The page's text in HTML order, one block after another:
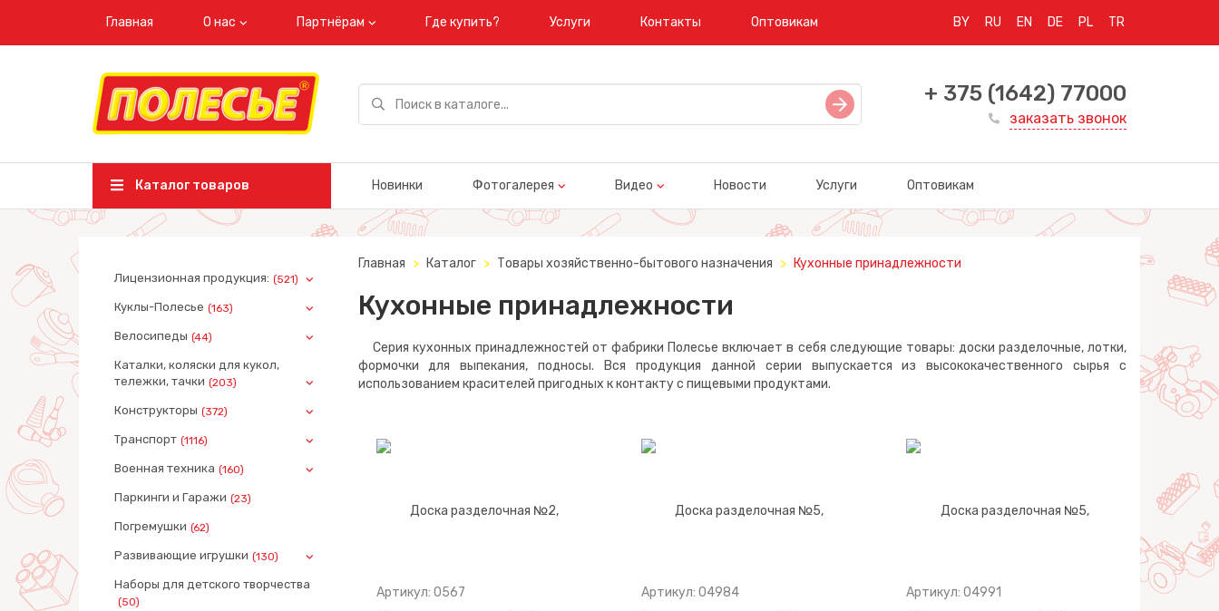
Главная О нас Партнёрам Где купить? Услуги Контакты Оптовикам BY RU EN DE PL TR
+ 375 (1642) 77000
заказать звонок
Каталог товаров Новинки Фотогалерея Видео Новости Услуги Оптовикам
Лицензионная продукция: (521)
Куклы-Полесье (163)
Велосипеды (44)
Каталки, коляски для кукол,
тележки, тачки (203)
Конструкторы (372)
Транспорт (1116)
Военная техника (160)
Паркинги и Гаражи (23)
Погремушки (62)
Развивающие игрушки (130)
Наборы для детского творчества
(50)
Главная Каталог Товары хозяйственно-бытового назначения Кухонные принадлежности
Кухонные принадлежности
Серия кухонных принадлежностей от фабрики Полесье включает в себя следующие товары: доски разделочные, лотки,
формочки для выпекания, подносы. Вся продукция данной серии выпускается из высококачественного сырья с
использованием красителей пригодных к контакту с пищевыми продуктами.
Артикул: 0567
Артикул: 04984
Артикул: 04991